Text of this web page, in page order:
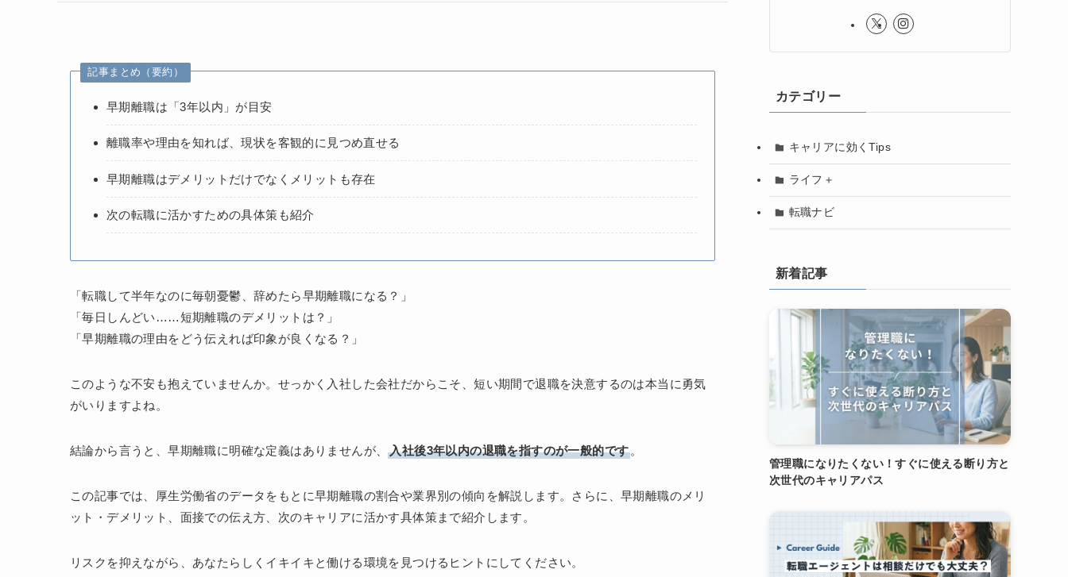
記事まとめ（要約）
早期離職は「3年以内」が目安
離職率や理由を知れば、現状を客観的に見つめ直せる
早期離職はデメリットだけでなくメリットも存在
次の転職に活かすための具体策も紹介
「転職して半年なのに毎朝憂鬱、辞めたら早期離職になる？」
「毎日しんどい……短期離職のデメリットは？」
「早期離職の理由をどう伝えれば印象が良くなる？」
このような不安も抱えていませんか。せっかく入社した会社だからこそ、短い期間で退職を決意するのは本当に勇気
がいりますよね。
結論から言うと、早期離職に明確な定義はありませんが、入社後3年以内の退職を指すのが一般的です 。
この記事では、厚生労働省のデータをもとに早期離職の割合や業界別の傾向を解説します。さらに、早期離職のメリ
ット・デメリット、面接での伝え方、次のキャリアに活かす具体策まで紹介します。
リスクを抑えながら、あなたらしくイキイキと働ける環境を見つけるヒントにしてください。
カテゴリー
キャリアに効くTips
ライフ＋
転職ナビ
新着記事
管理職になりたくない！すぐに使える断り方と
次世代のキャリアパス